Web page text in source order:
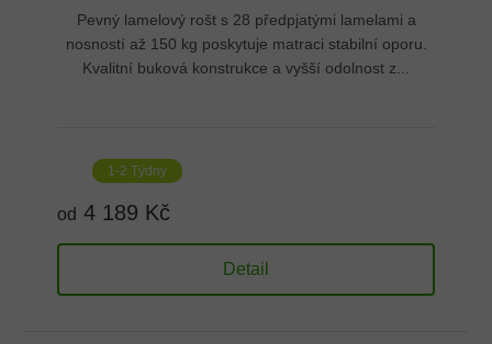
Pevný lamelový rošt s 28 předpjatými lamelami a
nosností až 150 kg poskytuje matraci stabilní oporu.
Kvalitní buková konstrukce a vyšší odolnost z...
1-2 Týdny
od 4 189 Kč
Detail